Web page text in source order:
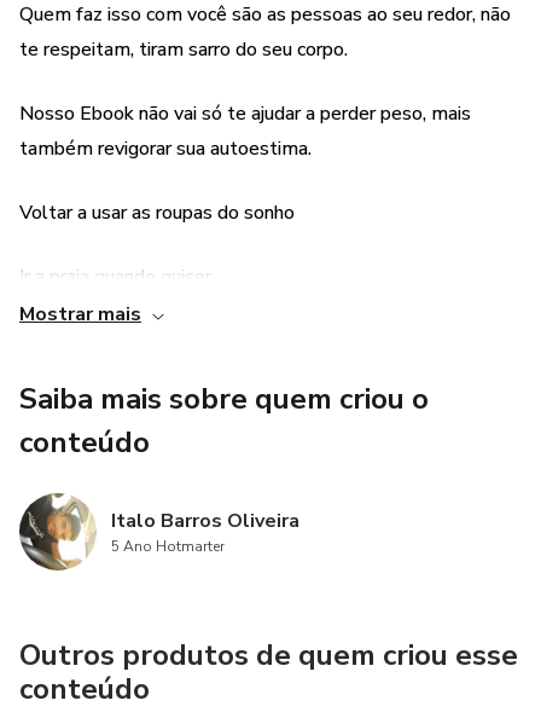
Quem faz isso com você são as pessoas ao seu redor, não
te respeitam, tiram sarro do seu corpo.
Nosso Ebook não vai só te ajudar a perder peso, mais
também revigorar sua autoestima.
Voltar a usar as roupas do sonho
Ir a praia quando quiser
Mostrar mais
Saiba mais sobre quem criou o
conteúdo
Italo Barros Oliveira
5 Ano Hotmarter
Outros produtos de quem criou esse
conteúdo